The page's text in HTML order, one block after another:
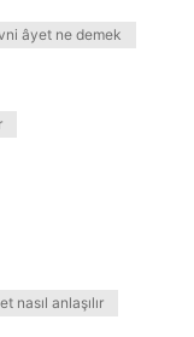
âyet ne demek
nasıl anlaşılır